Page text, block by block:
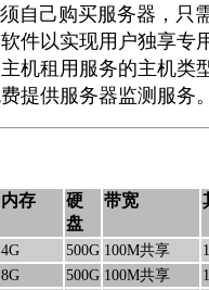
己购买服务器，只
件以实现用户独享
机租用服务的主机类
提供服务器监测服务
内存
硬
盘
带宽
4G 500G 100M共享
8G 500G 100M共享